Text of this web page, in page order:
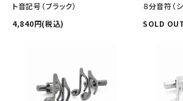
ト音記号（ブラック）
4,840円(税込)
８分音符（
SOLD